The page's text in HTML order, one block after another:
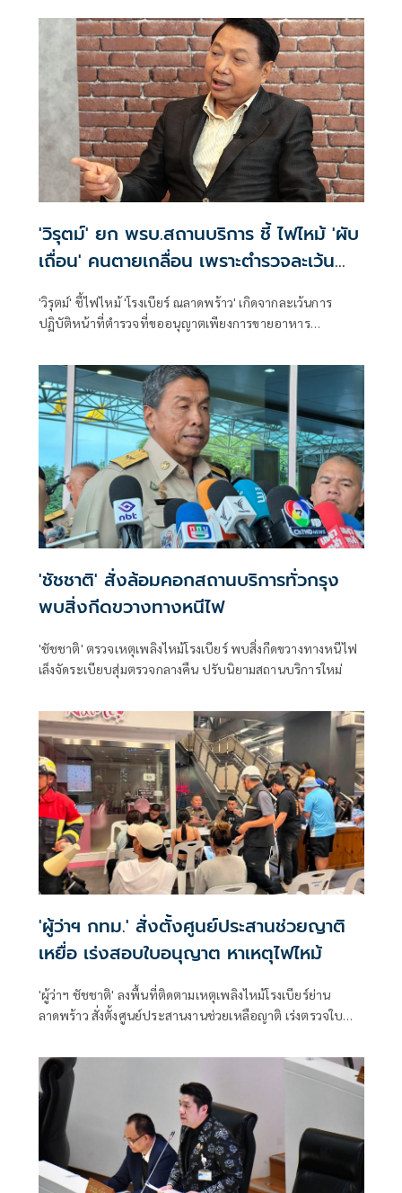
'วิรุตม์' ยก พรบ.สถานบริการ ชี้ ไฟไหม้ 'ผับ
เถื่อน' คนตายเกลื่อน เพราะตำรวจละเว้น
หน้าที่
'วิรุตม์' ชี้ไฟไหม้ 'โรงเบียร์ ณลาดพร้าว' เกิดจากละเว้นการ
ปฏิบัติหน้าที่ตำรวจที่ขออนุญาตเพียงการขายอาหาร
เจ้าหน้าที่' ทำหน้าที่ตรวจตรามิให้มีผู้ใดฝ่าฝืนเปิด 'สถานบริการ
เถื่อน' หากพบการทำผิดต้องจับกุมดำเนินคดี
'ชัชชาติ' สั่งล้อมคอกสถานบริการทั่วกรุง
พบสิ่งกีดขวางทางหนีไฟ
'ชัชชาติ' ตรวจเหตุเพลิงไหม้โรงเบียร์ พบสิ่งกีดขวางทางหนีไฟ
เล็งจัดระเบียบสุ่มตรวจกลางคืน ปรับนิยามสถานบริการใหม่
'ผู้ว่าฯ กทม.' สั่งตั้งศูนย์ประสานช่วยญาติ
เหยื่อ เร่งสอบใบอนุญาต หาเหตุไฟไหม้
'ผู้ว่าฯ ชัชชาติ' ลงพื้นที่ติดตามเหตุเพลิงไหม้โรงเบียร์ย่าน
ลาดพร้าว สั่งตั้งศูนย์ประสานงานช่วยเหลือญาติ เร่งตรวจใบ